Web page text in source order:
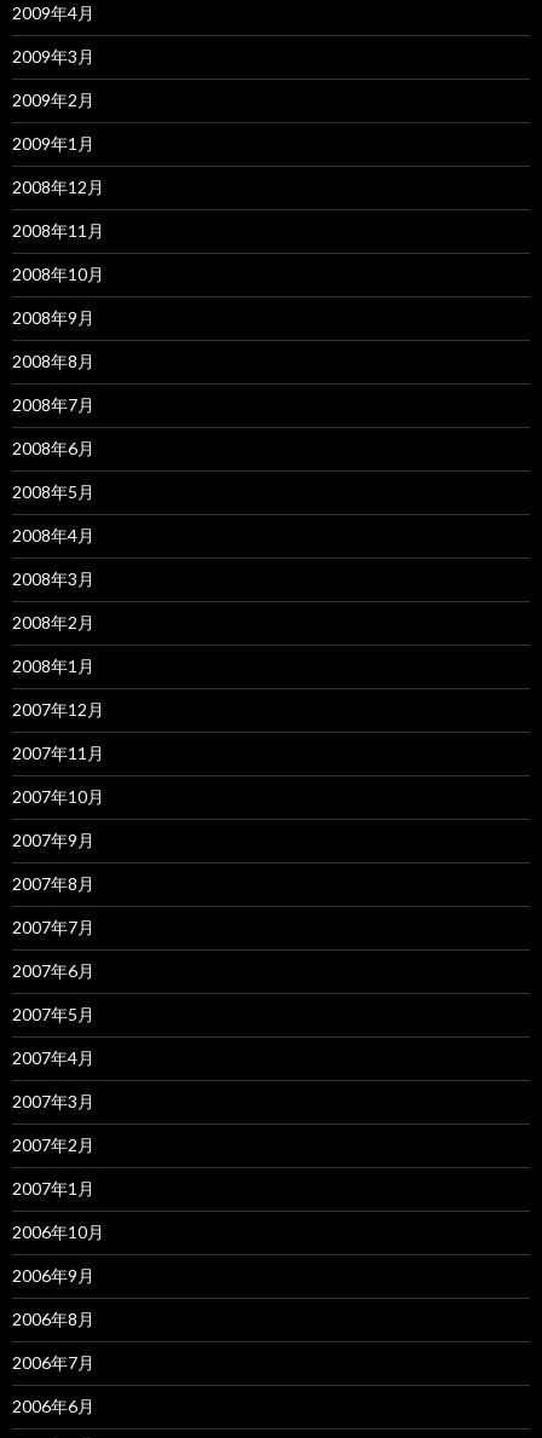
2009年4月
2009年3月
2009年2月
2009年1月
2008年12月
2008年11月
2008年10月
2008年9月
2008年8月
2008年7月
2008年6月
2008年5月
2008年4月
2008年3月
2008年2月
2008年1月
2007年12月
2007年11月
2007年10月
2007年9月
2007年8月
2007年7月
2007年6月
2007年5月
2007年4月
2007年3月
2007年2月
2007年1月
2006年10月
2006年9月
2006年8月
2006年7月
2006年6月